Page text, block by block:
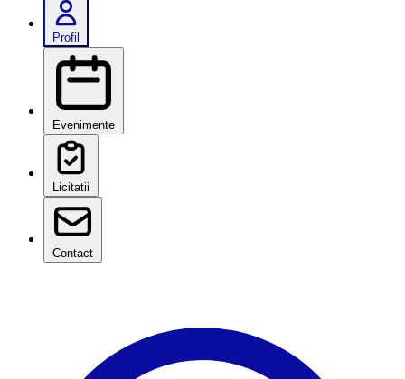
Profil
Evenimente
Licitatii
Contact